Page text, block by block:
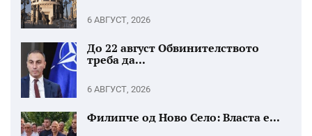
6 АВГУСТ, 2026
До 22 август Обвинителството
треба да...
6 АВГУСТ, 2026
Филипче од Ново Село: Власта е...